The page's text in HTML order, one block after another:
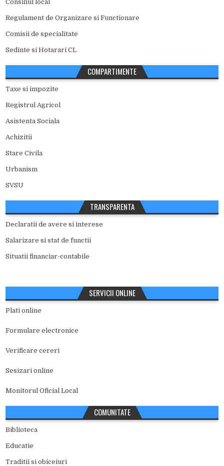
Consiliul local
Regulament de Organizare si Functionare
Comisii de specialitate
Sedinte si Hotarari CL
COMPARTIMENTE
Taxe si impozite
Registrul Agricol
Asistenta Sociala
Achizitii
Stare Civila
Urbanism
SVSU
TRANSPARENTA
Declaratii de avere si interese
Salarizare si stat de functii
Situatii financiar-contabile
SERVICII ONLINE
Plati online
Formulare electronice
Verificare cereri
Sesizari online
Monitorul Oficial Local
COMUNITATE
Biblioteca
Educatie
Traditii si obiceiuri